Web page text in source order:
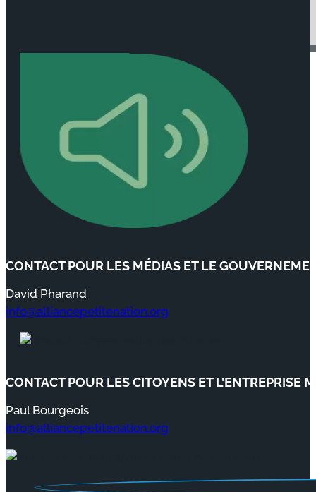
CONTACT POUR LES MÉDIAS ET LE
David Pharand
info@alliancepetitenation.org
CONTACT POUR LES CITOYENS ET L’ENTREPRISE
Paul Bourgeois
info@alliancepetitenation.org